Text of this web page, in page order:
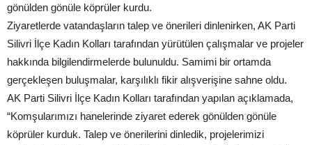
gönülden gönüle köprüler kurdu.
Ziyaretlerde vatandaşların talep ve önerileri dinlenirken, AK Parti
Silivri İlçe Kadın Kolları tarafından yürütülen çalışmalar ve projeler
hakkında bilgilendirmelerde bulunuldu. Samimi bir ortamda
gerçekleşen buluşmalar, karşılıklı fikir alışverişine sahne oldu.
AK Parti Silivri İlçe Kadın Kolları tarafından yapılan açıklamada,
“Komşularımızı hanelerinde ziyaret ederek gönülden gönüle
köprüler kurduk. Talep ve önerilerini dinledik, projelerimizi